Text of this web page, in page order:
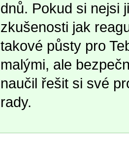
dnů. Pokud si nejsi
zkušenosti jak
takové půsty pro
malými, ale
naučil řešit si své
rady.